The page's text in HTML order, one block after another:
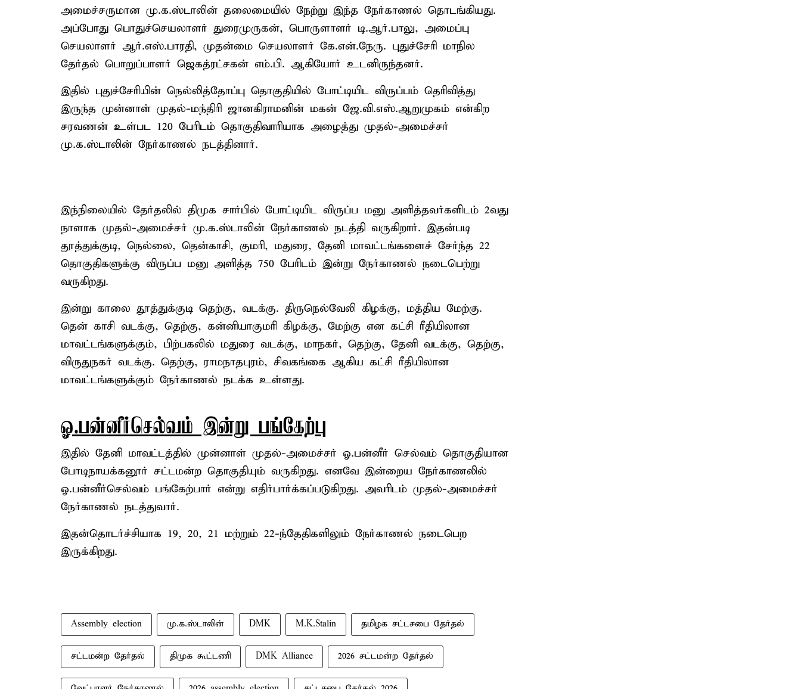
அமைச்சருமான மு.க.ஸ்டாலின் தலைமையில் நேற்று இந்த நேர்காணல் தொடங்கியது.
அப்போது பொதுச்செயலாளர் துரைமுருகன், பொருளாளர் டி.ஆர்.பாலு, அமைப்பு
செயலாளர் ஆர்.எஸ்.பாரதி, முதன்மை செயலாளர் கே.என்.நேரு. புதுச்சேரி மாநில
தேர்தல் பொறுப்பாளர் ஜெகத்ரட்சகன் எம்.பி. ஆகியோர் உடனிருந்தனர்.
இதில் புதுச்சேரியின் நெல்லித்தோப்பு தொகுதியில் போட்டியிட விருப்பம் தெரிவித்து
இருந்த முன்னாள் முதல்-மந்திரி ஜானகிராமனின் மகன் ஜே.வி.எஸ்.ஆறுமுகம் என்கிற
சரவணன் உள்பட 120 பேரிடம் தொகுதிவாரியாக அழைத்து முதல்-அமைச்சர்
மு.க.ஸ்டாலின் நேர்காணல் நடத்தினார்.
இந்நிலையில் தேர்தலில் திமுக சார்பில் போட்டியிட விருப்ப மனு அளித்தவர்களிடம் 2வது
நாளாக முதல்-அமைச்சர் மு.க.ஸ்டாலின் நேர்காணல் நடத்தி வருகிறார். இதன்படி
தூத்துக்குடி, நெல்லை, தென்காசி, குமரி, மதுரை, தேனி மாவட்டங்களைச் சேர்ந்த 22
தொகுதிகளுக்கு விருப்ப மனு அளித்த 750 பேரிடம் இன்று நேர்காணல் நடைபெற்று
வருகிறது.
இன்று காலை தூத்துக்குடி தெற்கு, வடக்கு. திருநெல்வேலி கிழக்கு, மத்திய மேற்கு.
தென் காசி வடக்கு, தெற்கு, கன்னியாகுமரி கிழக்கு, மேற்கு என கட்சி ரீதியிலான
மாவட்டங்களுக்கும், பிற்பகலில் மதுரை வடக்கு, மாநகர், தெற்கு, தேனி வடக்கு, தெற்கு,
விருதுநகர் வடக்கு. தெற்கு, ராமநாதபுரம், சிவகங்கை ஆகிய கட்சி ரீதியிலான
மாவட்டங்களுக்கும் நேர்காணல் நடக்க உள்ளது.
ஓ.பன்னீர்செல்வம் இன்று பங்கேற்பு
இதில் தேனி மாவட்டத்தில் முன்னாள் முதல்-அமைச்சர் ஓ.பன்னீர் செல்வம் தொகுதியான
போடிநாயக்கனூர் சட்டமன்ற தொகுதியும் வருகிறது. எனவே இன்றைய நேர்காணலில்
ஓ.பன்னீர்செல்வம் பங்கேற்பார் என்று எதிர்பார்க்கப்படுகிறது. அவரிடம் முதல்-அமைச்சர்
நேர்காணல் நடத்துவார்.
இதன்தொடர்ச்சியாக 19, 20, 21 மற்றும் 22-ந்தேதிகளிலும் நேர்காணல் நடைபெற
இருக்கிறது.
Assembly election மு.க.ஸ்டாலின் DMK M.K.Stalin தமிழக சட்டசபை தேர்தல்
சட்டமன்ற தேர்தல் திமுக கூட்டணி DMK Alliance 2026 சட்டமன்ற தேர்தல்